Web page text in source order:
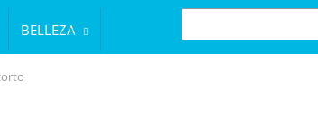
BELLEZA
BUSCAR